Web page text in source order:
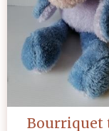
Bourriquet